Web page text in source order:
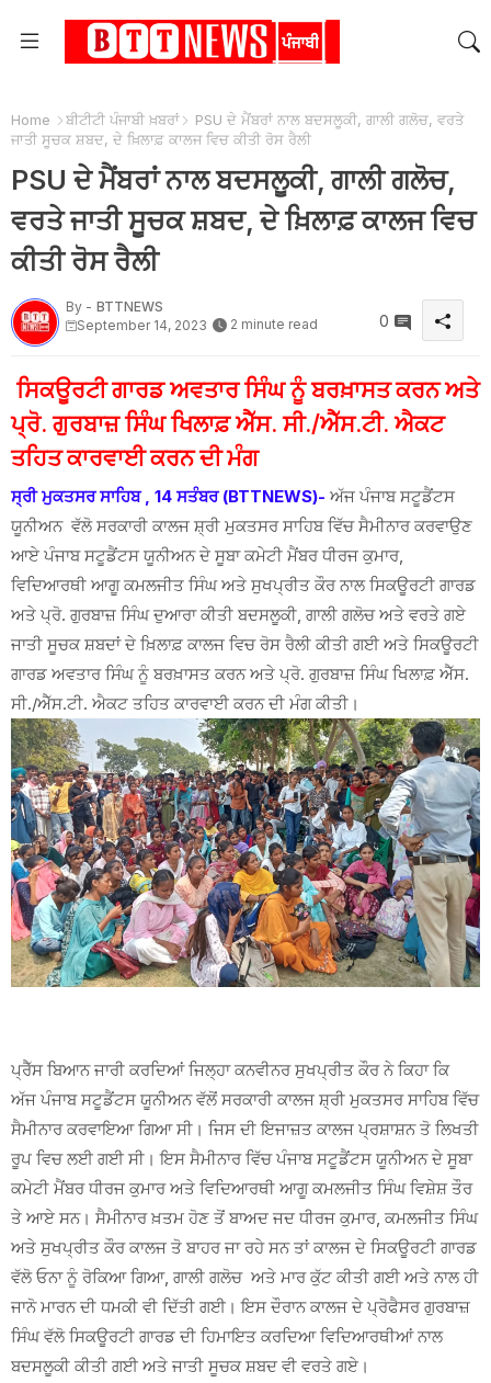
Home ਬੀਟੀਟੀ ਪੰਜਾਬੀ ਖ਼ਬਰਾਂ
PSU ਦੇ ਮੈਂਬਰਾਂ ਨਾਲ ਬਦਸਲੂਕੀ, ਗਾਲੀ ਗਲੋਚ, ਵਰਤੇ
ਜਾਤੀ ਸੂਚਕ ਸ਼ਬਦ, ਦੇ ਖ਼ਿਲਾਫ਼ ਕਾਲਜ ਵਿਚ ਕੀਤੀ ਰੋਸ ਰੈਲੀ
PSU ਦੇ ਮੈਂਬਰਾਂ ਨਾਲ ਬਦਸਲੂਕੀ, ਗਾਲੀ ਗਲੋਚ,
ਵਰਤੇ ਜਾਤੀ ਸੂਚਕ ਸ਼ਬਦ, ਦੇ ਖ਼ਿਲਾਫ਼ ਕਾਲਜ ਵਿਚ
ਕੀਤੀ ਰੋਸ ਰੈਲੀ
By - BTTNEWS
September 14, 2023
2 minute read 0
ਸਿਕਊਰਟੀ ਗਾਰਡ ਅਵਤਾਰ ਸਿੰਘ ਨੂੰ ਬਰਖ਼ਾਸਤ ਕਰਨ ਅਤੇ
ਪ੍ਰੋ. ਗੁਰਬਾਜ਼ ਸਿੰਘ ਖਿਲਾਫ਼ ਐੱਸ. ਸੀ./ਐੱਸ.ਟੀ. ਐਕਟ
ਤਹਿਤ ਕਾਰਵਾਈ ਕਰਨ ਦੀ ਮੰਗ
ਸ੍ਰੀ ਮੁਕਤਸਰ ਸਾਹਿਬ , 14 ਸਤੰਬਰ (BTTNEWS)- ਅੱਜ ਪੰਜਾਬ ਸਟੂਡੈਂਟਸ
ਯੂਨੀਅਨ ਵੱਲੋ ਸਰਕਾਰੀ ਕਾਲਜ ਸ਼੍ਰੀ ਮੁਕਤਸਰ ਸਾਹਿਬ ਵਿੱਚ ਸੈਮੀਨਾਰ ਕਰਵਾਉਣ
ਆਏ ਪੰਜਾਬ ਸਟੂਡੈਂਟਸ ਯੂਨੀਅਨ ਦੇ ਸੂਬਾ ਕਮੇਟੀ ਮੈਂਬਰ ਧੀਰਜ ਕੁਮਾਰ,
ਵਿਦਿਆਰਥੀ ਆਗੂ ਕਮਲਜੀਤ ਸਿੰਘ ਅਤੇ ਸੁਖਪ੍ਰੀਤ ਕੌਰ ਨਾਲ ਸਿਕਊਰਟੀ ਗਾਰਡ
ਅਤੇ ਪ੍ਰੋ. ਗੁਰਬਾਜ਼ ਸਿੰਘ ਦੁਆਰਾ ਕੀਤੀ ਬਦਸਲੂਕੀ, ਗਾਲੀ ਗਲੋਚ ਅਤੇ ਵਰਤੇ ਗਏ
ਜਾਤੀ ਸੂਚਕ ਸ਼ਬਦਾਂ ਦੇ ਖ਼ਿਲਾਫ਼ ਕਾਲਜ ਵਿਚ ਰੋਸ ਰੈਲੀ ਕੀਤੀ ਗਈ ਅਤੇ ਸਿਕਊਰਟੀ
ਗਾਰਡ ਅਵਤਾਰ ਸਿੰਘ ਨੂੰ ਬਰਖ਼ਾਸਤ ਕਰਨ ਅਤੇ ਪ੍ਰੋ. ਗੁਰਬਾਜ਼ ਸਿੰਘ ਖਿਲਾਫ਼ ਐੱਸ.
ਸੀ./ਐੱਸ.ਟੀ. ਐਕਟ ਤਹਿਤ ਕਾਰਵਾਈ ਕਰਨ ਦੀ ਮੰਗ ਕੀਤੀ।
ਪ੍ਰੈੱਸ ਬਿਆਨ ਜਾਰੀ ਕਰਦਿਆਂ ਜਿਲ੍ਹਾ ਕਨਵੀਨਰ ਸੁਖਪ੍ਰੀਤ ਕੌਰ ਨੇ ਕਿਹਾ ਕਿ
ਅੱਜ ਪੰਜਾਬ ਸਟੂਡੈਂਟਸ ਯੂਨੀਅਨ ਵੱਲੋਂ ਸਰਕਾਰੀ ਕਾਲਜ ਸ਼੍ਰੀ ਮੁਕਤਸਰ ਸਾਹਿਬ ਵਿੱਚ
ਸੈਮੀਨਾਰ ਕਰਵਾਇਆ ਗਿਆ ਸੀ। ਜਿਸ ਦੀ ਇਜਾਜ਼ਤ ਕਾਲਜ ਪ੍ਰਸ਼ਾਸ਼ਨ ਤੋ ਲਿਖਤੀ
ਰੂਪ ਵਿਚ ਲਈ ਗਈ ਸੀ। ਇਸ ਸੈਮੀਨਾਰ ਵਿੱਚ ਪੰਜਾਬ ਸਟੂਡੈਂਟਸ ਯੂਨੀਅਨ ਦੇ ਸੂਬਾ
ਕਮੇਟੀ ਮੈਂਬਰ ਧੀਰਜ ਕੁਮਾਰ ਅਤੇ ਵਿਦਿਆਰਥੀ ਆਗੂ ਕਮਲਜੀਤ ਸਿੰਘ ਵਿਸ਼ੇਸ਼ ਤੌਰ
ਤੇ ਆਏ ਸਨ। ਸੈਮੀਨਾਰ ਖ਼ਤਮ ਹੋਣ ਤੋਂ ਬਾਅਦ ਜਦ ਧੀਰਜ ਕੁਮਾਰ, ਕਮਲਜੀਤ ਸਿੰਘ
ਅਤੇ ਸੁਖਪ੍ਰੀਤ ਕੌਰ ਕਾਲਜ ਤੋ ਬਾਹਰ ਜਾ ਰਹੇ ਸਨ ਤਾਂ ਕਾਲਜ ਦੇ ਸਿਕਊਰਟੀ ਗਾਰਡ
ਵੱਲੋ ਓਨਾ ਨੂੰ ਰੋਕਿਆ ਗਿਆ, ਗਾਲੀ ਗਲੋਚ ਅਤੇ ਮਾਰ ਕੁੱਟ ਕੀਤੀ ਗਈ ਅਤੇ ਨਾਲ ਹੀ
ਜਾਨੋ ਮਾਰਨ ਦੀ ਧਮਕੀ ਵੀ ਦਿੱਤੀ ਗਈ। ਇਸ ਦੌਰਾਨ ਕਾਲਜ ਦੇ ਪ੍ਰੋਫੈਸਰ ਗੁਰਬਾਜ਼
ਸਿੰਘ ਵੱਲੋ ਸਿਕਊਰਟੀ ਗਾਰਡ ਦੀ ਹਿਮਾਇਤ ਕਰਦਿਆ ਵਿਦਿਆਰਥੀਆਂ ਨਾਲ
ਬਦਸਲੂਕੀ ਕੀਤੀ ਗਈ ਅਤੇ ਜਾਤੀ ਸੂਚਕ ਸ਼ਬਦ ਵੀ ਵਰਤੇ ਗਏ।